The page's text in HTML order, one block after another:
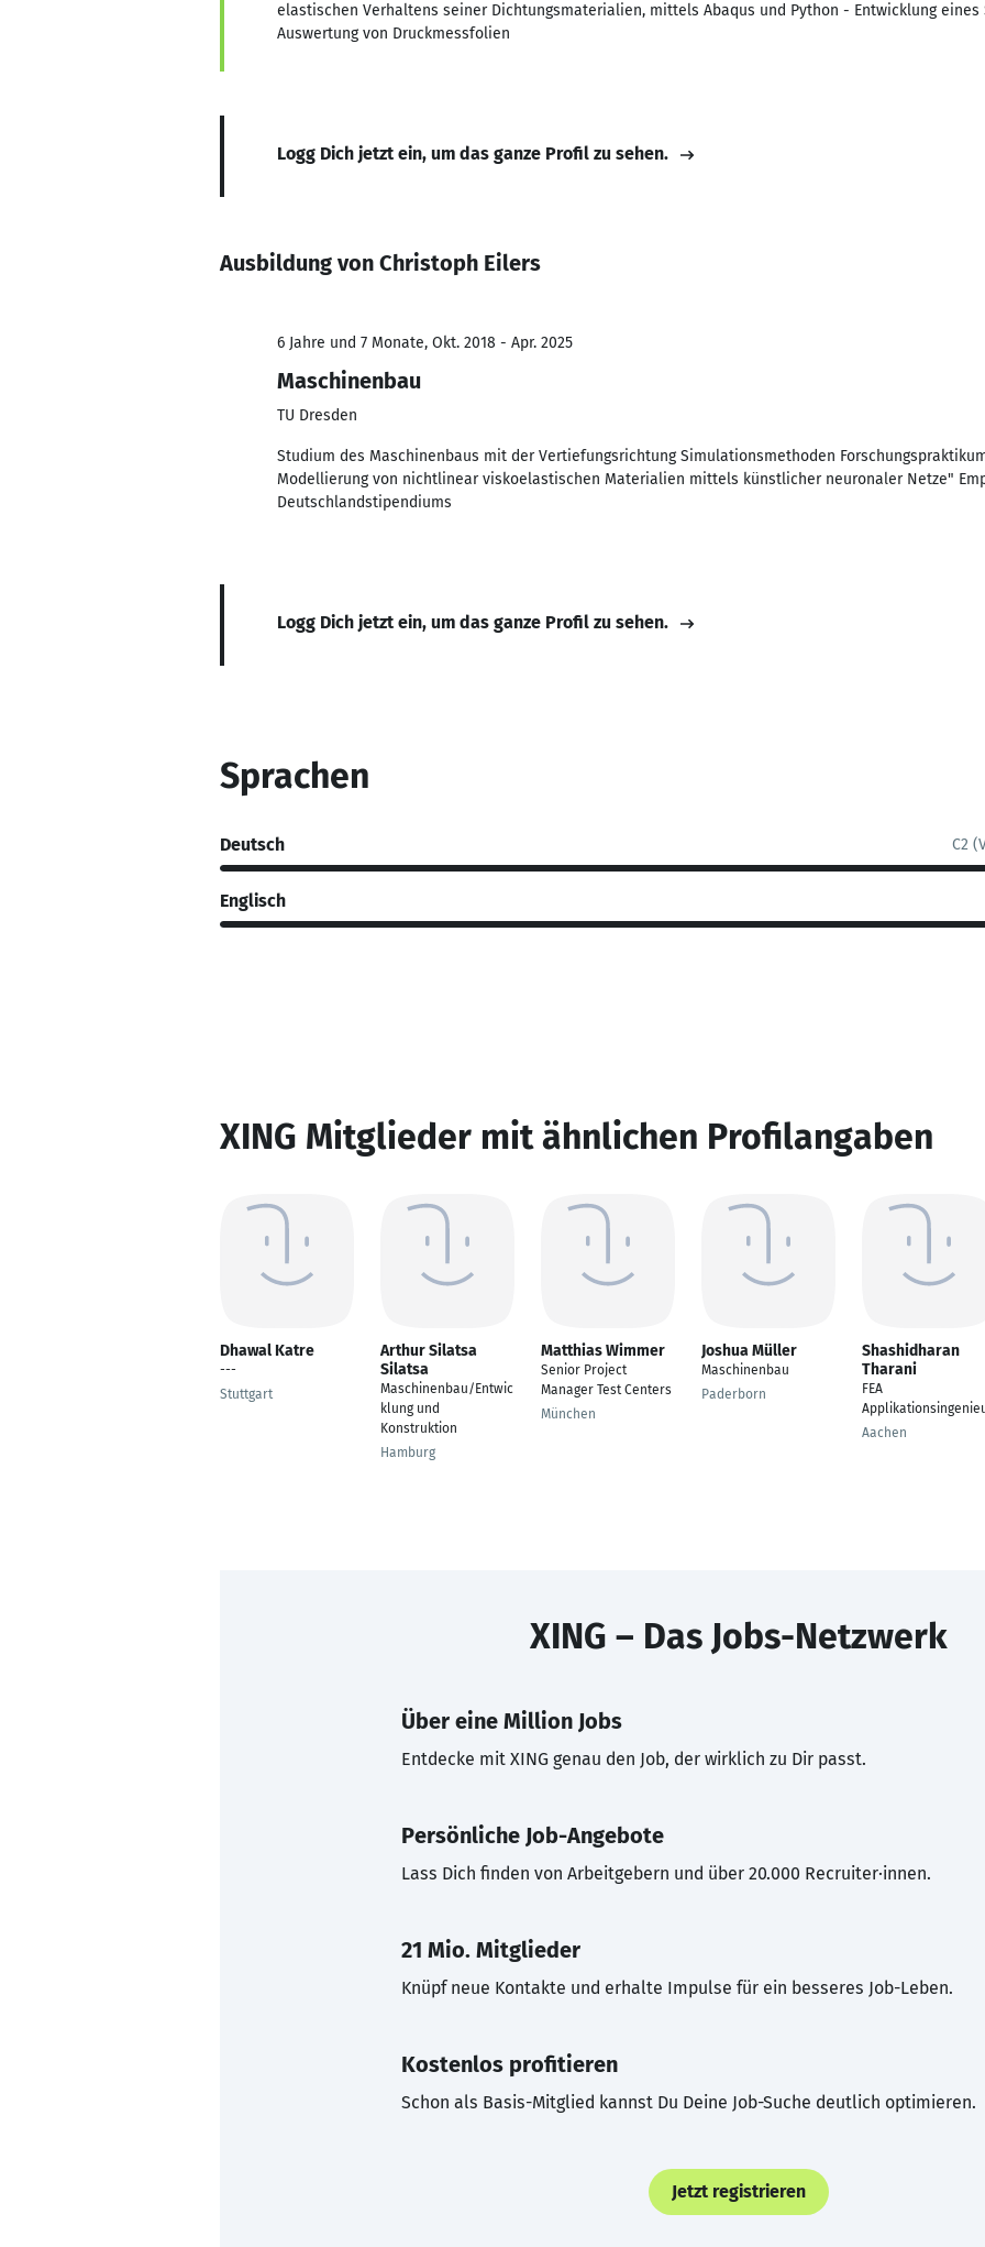
elastischen Verhaltens seiner Dichtungsmaterialien, mittels Abaqus und Python - Entwicklung
Auswertung von Druckmessfolien
Logg Dich jetzt ein, um das ganze Profil zu sehen.
Ausbildung von Christoph Eilers
6 Jahre und 7 Monate, Okt. 2018 - Apr. 2025
Maschinenbau
TU Dresden
Studium des Maschinenbaus mit der Vertiefungsrichtung Simulationsmethoden
Modellierung von nichtlinear viskoelastischen Materialien mittels künstlicher neuronaler Netze"
Deutschlandstipendiums
Logg Dich jetzt ein, um das ganze Profil zu sehen.
Sprachen
Deutsch C2
Englisch
XING Mitglieder mit ähnlichen Profilangaben
Dhawal Katre
---
Stuttgart
Arthur Silatsa
Silatsa
Maschinenbau/Entwic
klung und
Konstruktion
Hamburg
Matthias Wimmer
Senior Project
Manager Test Centers
München
Joshua Müller
Maschinenbau
Paderborn
Shashidharan
Tharani
FEA
Aachen
XING – Das Jobs-Netzwerk
Über eine Million Jobs
Entdecke mit XING genau den Job, der wirklich zu Dir passt.
Persönliche Job-Angebote
Lass Dich finden von Arbeitgebern und über 20.000 Recruiter·innen.
21 Mio. Mitglieder
Knüpf neue Kontakte und erhalte Impulse für ein besseres Job-Leben.
Kostenlos profitieren
Schon als Basis-Mitglied kannst Du Deine Job-Suche deutlich optimieren.
Jetzt registrieren